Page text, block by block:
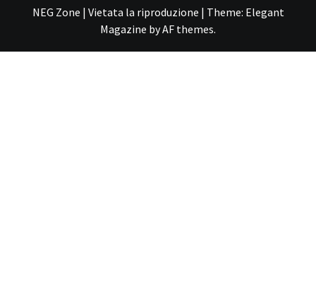
NEG Zone | Vietata la riproduzione | Theme: Elegant
Magazine byAF themes.